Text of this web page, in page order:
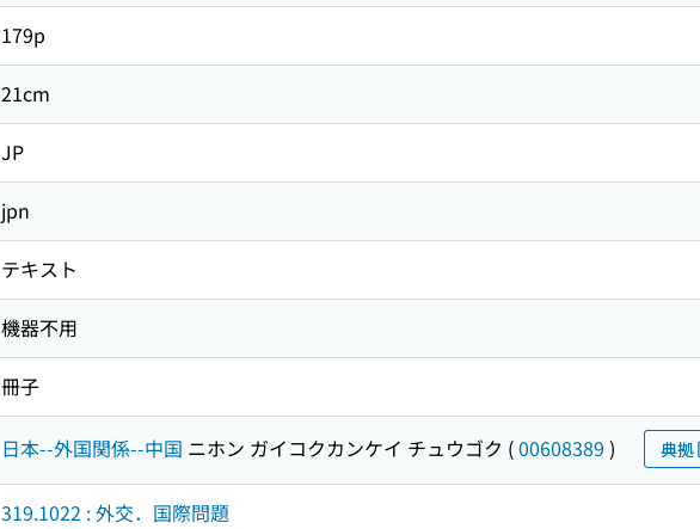
179p
21cm
JP
jpn
テキスト
機器不用
冊子
日本--外国関係--中国 ニホン ガイコクカンケイ チュウゴク (00608389 ) 典拠
319.1022 : 外交．国際問題